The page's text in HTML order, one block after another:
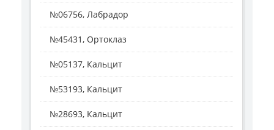
№06756, Лабрадор
№45431, Ортоклаз
№05137, Кальцит
№53193, Кальцит
№28693, Кальцит